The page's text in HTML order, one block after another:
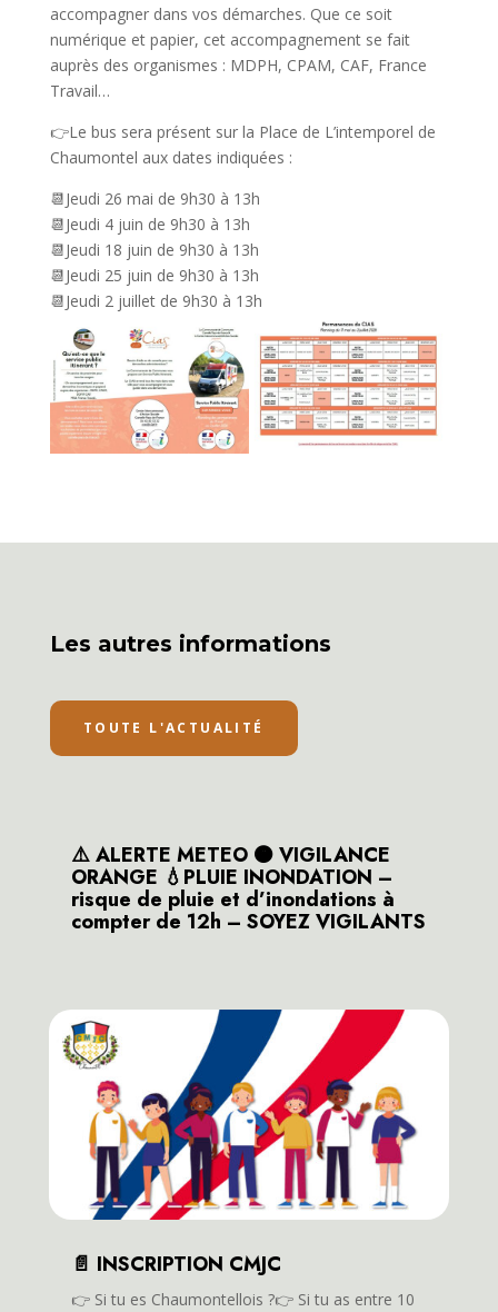
accompagner dans vos démarches. Que ce soit
numérique et papier, cet accompagnement se fait
auprès des organismes : MDPH, CPAM, CAF, France
Travail…
👉Le bus sera présent sur la Place de L’intemporel de
Chaumontel aux dates indiquées :
📆Jeudi 26 mai de 9h30 à 13h
📆Jeudi 4 juin de 9h30 à 13h
📆Jeudi 18 juin de 9h30 à 13h
📆Jeudi 25 juin de 9h30 à 13h
📆Jeudi 2 juillet de 9h30 à 13h
Les autres informations
TOUTE L'ACTUALITÉ
⚠️ ALERTE METEO 🟠 VIGILANCE
ORANGE 💧PLUIE INONDATION –
risque de pluie et d’inondations à
compter de 12h – SOYEZ VIGILANTS
📄 INSCRIPTION CMJC
👉️ Si tu es Chaumontellois ?👉️ Si tu as entre 10